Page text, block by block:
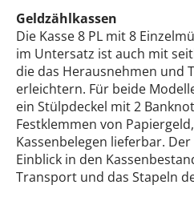
Geldzählkassen
Die Kasse 8 PL mit 8
im Untersatz ist auch mit
die das Herausnehmen und
erleichtern. Für beide
ein Stülpdeckel mit 2
Festklemmen von
Kassenbelegen lieferbar.
Einblick in den
Transport und das Stapeln